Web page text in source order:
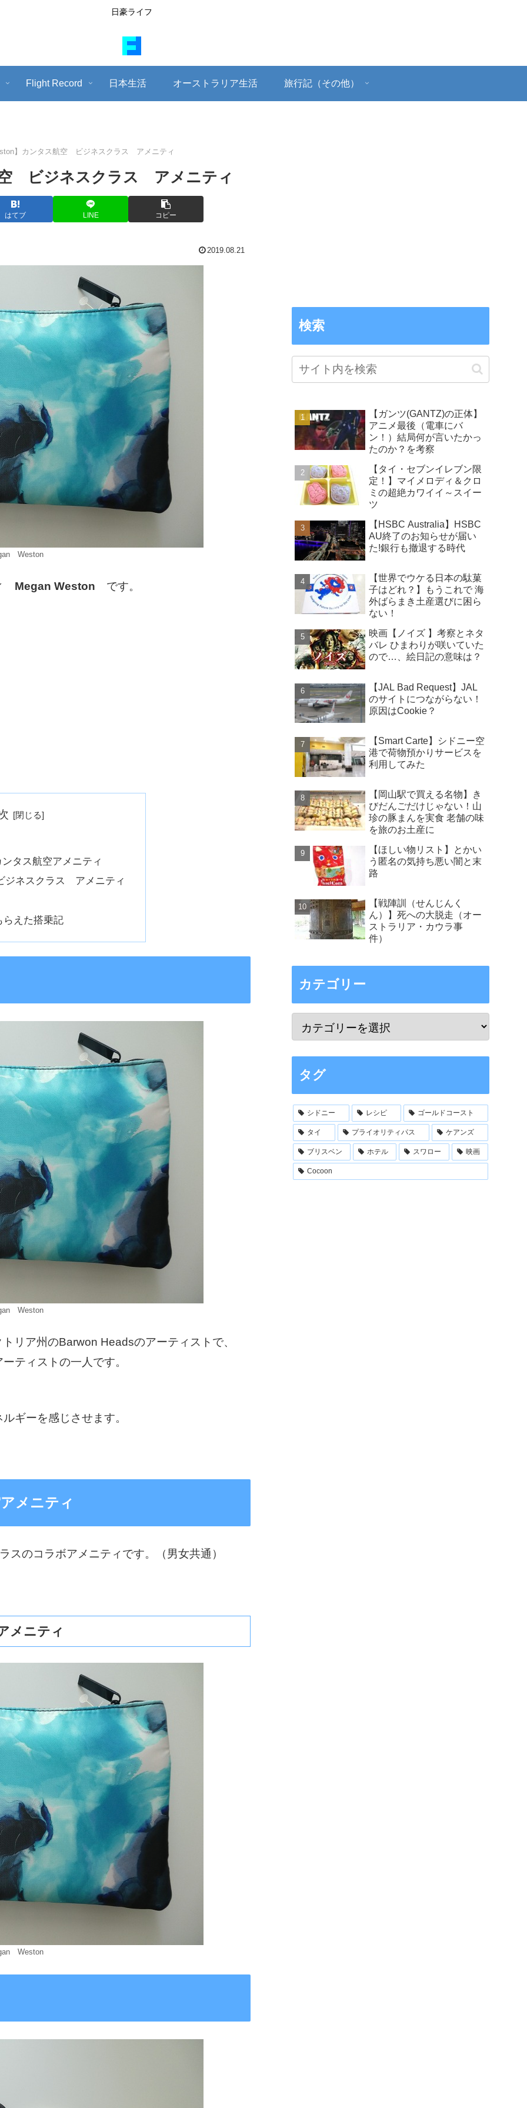
日豪ライフ
Flight Record 日本生活 オーストラリア生活 旅行記（その他）
】カンタス航空 ビジネスクラス アメニティ
ビジネスクラス アメニティ
はてブ LINE コピー
2019.08.21
Weston
Megan Weston です。
タス航空アメニティ
ネスクラス アメニティ
らえた搭乗記
Weston
リア州のBarwon Headsのアーティストで、
ティストの一人です。
ギーを感じさせます。
メニティ
のコラボアメニティです。（男女共通）
メニティ
Weston
検索
【ガンツ(GANTZ)の正体】
アニメ最後（電車にバ
ン！）結局何が言いたかっ
たのか？を考察
【タイ・セブンイレブン限
定！】マイメロディ＆クロ
ミの超絶カワイイ～スイー
ツ
【HSBC Australia】HSBC
AU終了のお知らせが届い
た!銀行も撤退する時代
【世界でウケる日本の駄菓
子はどれ？】もうこれで 海
外ばらまき土産選びに困ら
ない！
映画【ノイズ 】考察とネタ
バレ ひまわりが咲いていた
ので…、絵日記の意味は？
【JAL Bad Request】JAL
のサイトにつながらない！
原因はCookie？
【Smart Carte】シドニー空
港で荷物預かりサービスを
利用してみた
【岡山駅で買える名物】き
びだんごだけじゃない！山
珍の豚まんを実食 老舗の味
を旅のお土産に
【ほしい物リスト】とかい
う匿名の気持ち悪い闇と末
路
【戦陣訓（せんじんく
ん）】死への大脱走（オー
ストラリア・カウラ事
件）
カテゴリー
タグ
シドニー レシピ ゴールドコースト
タイ プライオリティパス ケアンズ
ブリスベン ホテル スワロー 映画
Cocoon